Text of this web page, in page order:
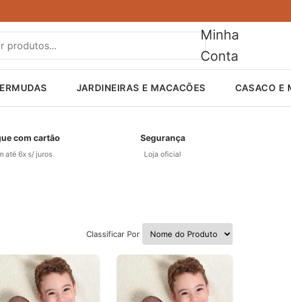
Minha
Conta
JARDINEIRAS E MACACÕES CASACO E
com cartão
até 6x s/ juros
Segurança
Loja oficial
Classificar Por